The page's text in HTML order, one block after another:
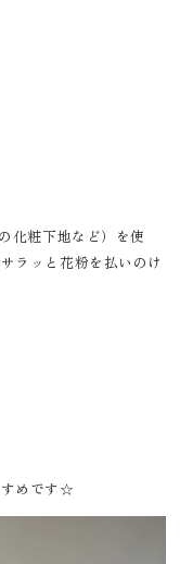
化粧下地など）を使
ラッと花粉を払いのけ
すめです☆